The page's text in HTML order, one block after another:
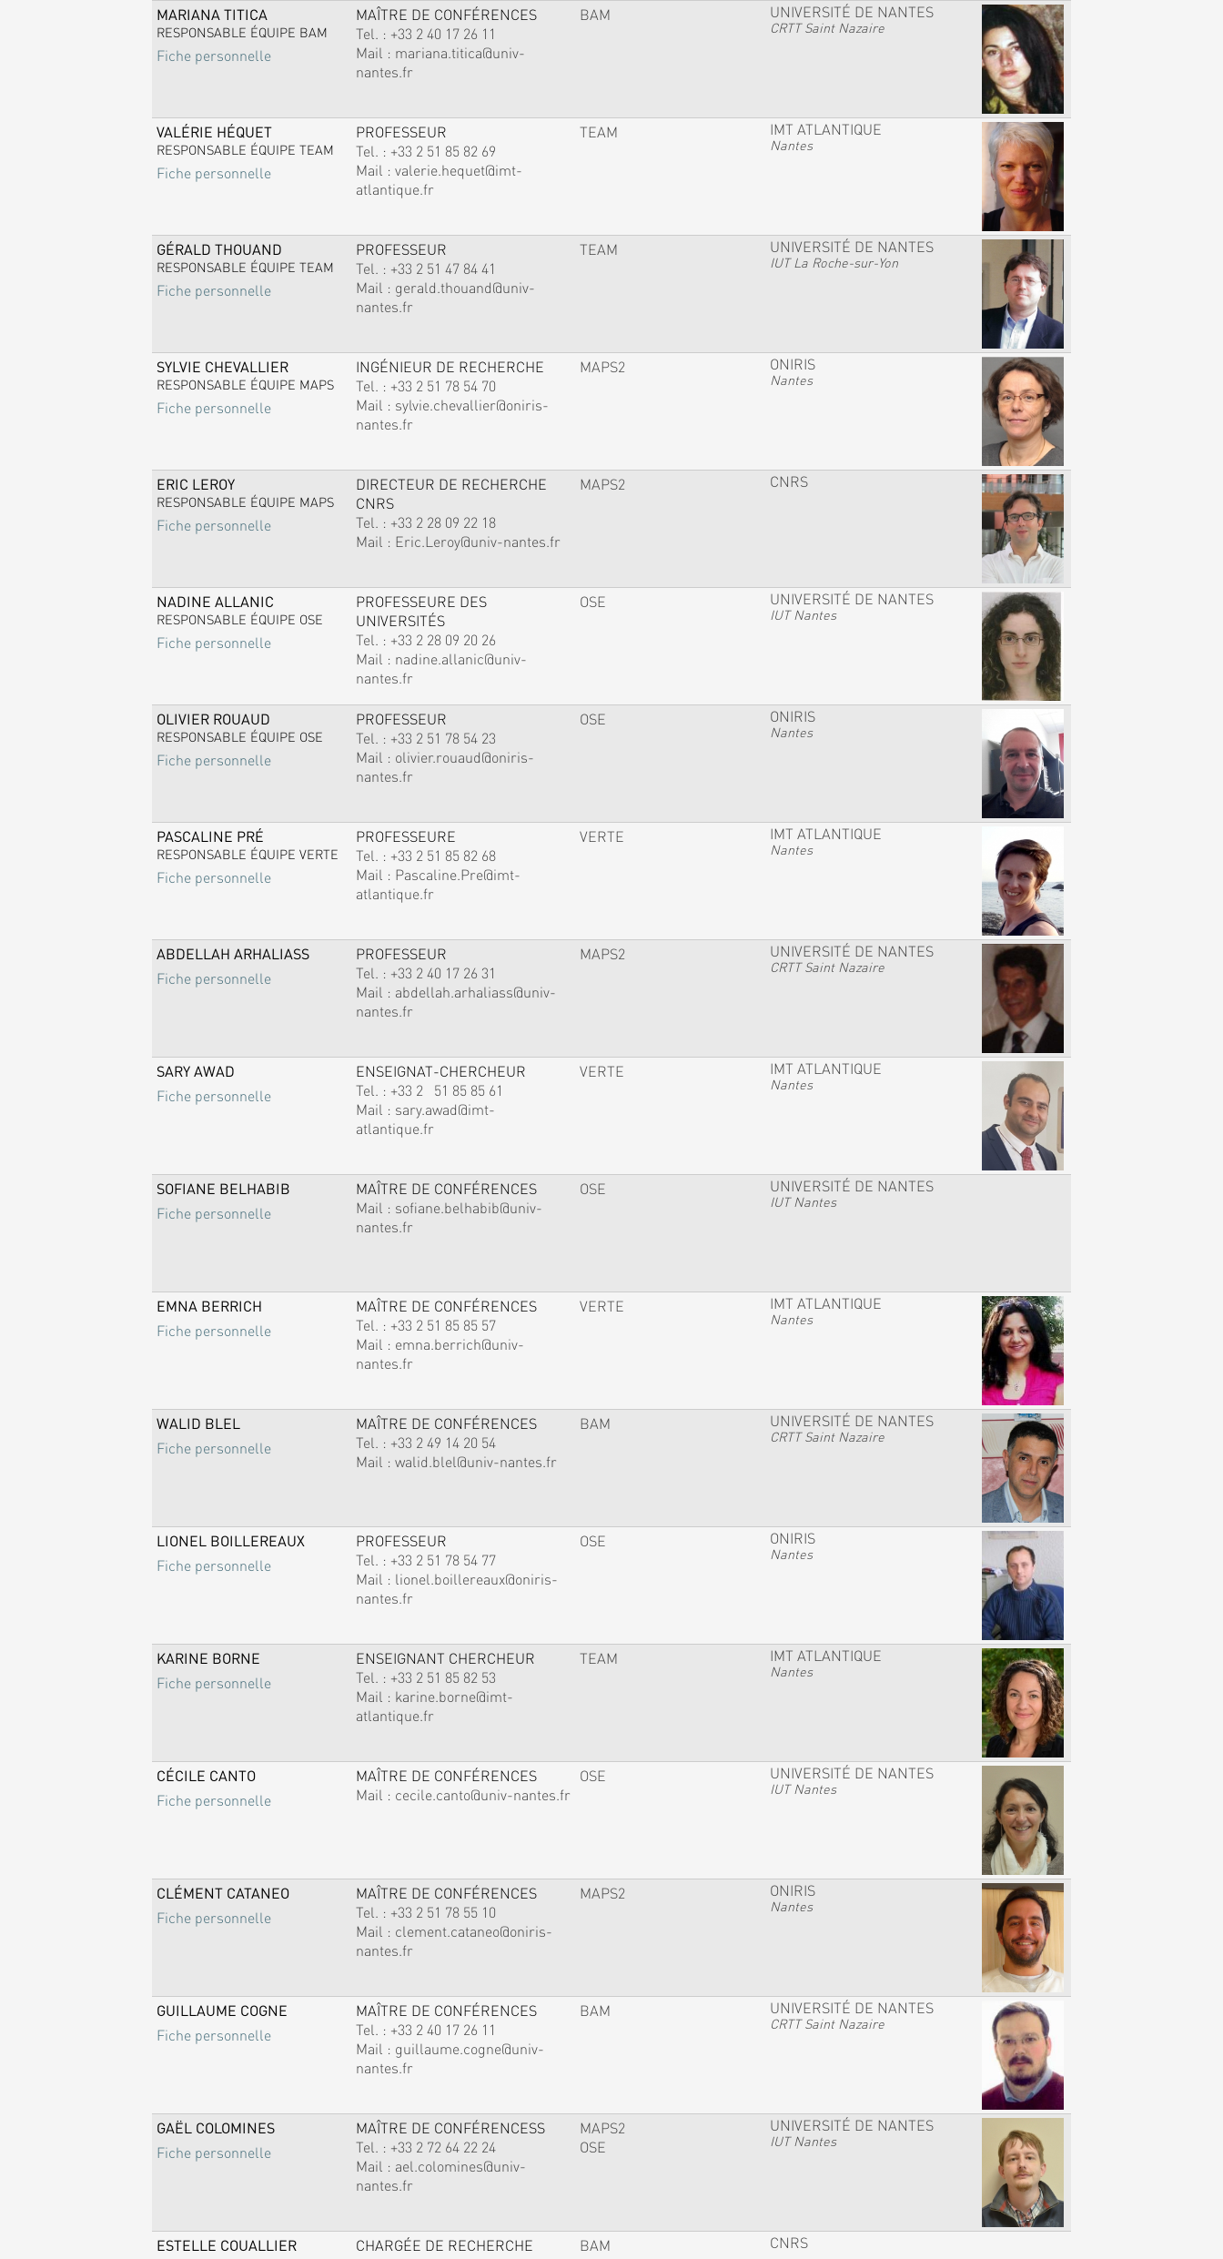
MARIANA TITICA
RESPONSABLE ÉQUIPE BAM
Fiche personnelle
MAÎTRE DE CONFÉRENCES
Tel. : +33 2 40 17 26 11
Mail : mariana.titica@univ-
nantes.fr
BAM UNIVERSITÉ DE NANTES
CRTT Saint Nazaire
VALÉRIE HÉQUET
RESPONSABLE ÉQUIPE TEAM
Fiche personnelle
PROFESSEUR
Tel. : +33 2 51 85 82 69
Mail : valerie.hequet@imt-
atlantique.fr
TEAM IMT ATLANTIQUE
Nantes
GÉRALD THOUAND
RESPONSABLE ÉQUIPE TEAM
Fiche personnelle
PROFESSEUR
Tel. : +33 2 51 47 84 41
Mail : gerald.thouand@univ-
nantes.fr
TEAM UNIVERSITÉ DE NANTES
IUT La Roche-sur-Yon
SYLVIE CHEVALLIER
RESPONSABLE ÉQUIPE MAPS
Fiche personnelle
INGÉNIEUR DE RECHERCHE
Tel. : +33 2 51 78 54 70
Mail : sylvie.chevallier@oniris-
nantes.fr
MAPS2 ONIRIS
Nantes
ERIC LEROY
RESPONSABLE ÉQUIPE MAPS
Fiche personnelle
DIRECTEUR DE RECHERCHE
CNRS
Tel. : +33 2 28 09 22 18
Mail : Eric.Leroy@univ-nantes.fr
MAPS2 CNRS
NADINE ALLANIC
RESPONSABLE ÉQUIPE OSE
Fiche personnelle
PROFESSEURE DES
UNIVERSITÉS
Tel. : +33 2 28 09 20 26
Mail : nadine.allanic@univ-
nantes.fr
OSE UNIVERSITÉ DE NANTES
IUT Nantes
OLIVIER ROUAUD
RESPONSABLE ÉQUIPE OSE
Fiche personnelle
PROFESSEUR
Tel. : +33 2 51 78 54 23
Mail : olivier.rouaud@oniris-
nantes.fr
OSE ONIRIS
Nantes
PASCALINE PRÉ
RESPONSABLE ÉQUIPE VERTE
Fiche personnelle
PROFESSEURE
Tel. : +33 2 51 85 82 68
Mail : Pascaline.Pre@imt-
atlantique.fr
VERTE IMT ATLANTIQUE
Nantes
ABDELLAH ARHALIASS
Fiche personnelle
PROFESSEUR
Tel. : +33 2 40 17 26 31
Mail : abdellah.arhaliass@univ-
nantes.fr
MAPS2 UNIVERSITÉ DE NANTES
CRTT Saint Nazaire
SARY AWAD
Fiche personnelle
ENSEIGNAT-CHERCHEUR
Tel. : +33 2 51 85 85 61
Mail : sary.awad@imt-
atlantique.fr
VERTE IMT ATLANTIQUE
Nantes
SOFIANE BELHABIB
Fiche personnelle
MAÎTRE DE CONFÉRENCES
Mail : sofiane.belhabib@univ-
nantes.fr
OSE UNIVERSITÉ DE NANTES
IUT Nantes
EMNA BERRICH
Fiche personnelle
MAÎTRE DE CONFÉRENCES
Tel. : +33 2 51 85 85 57
Mail : emna.berrich@univ-
nantes.fr
VERTE IMT ATLANTIQUE
Nantes
WALID BLEL
Fiche personnelle
MAÎTRE DE CONFÉRENCES
Tel. : +33 2 49 14 20 54
Mail : walid.blel@univ-nantes.fr
BAM UNIVERSITÉ DE NANTES
CRTT Saint Nazaire
LIONEL BOILLEREAUX
Fiche personnelle
PROFESSEUR
Tel. : +33 2 51 78 54 77
Mail : lionel.boillereaux@oniris-
nantes.fr
OSE ONIRIS
Nantes
KARINE BORNE
Fiche personnelle
ENSEIGNANT CHERCHEUR
Tel. : +33 2 51 85 82 53
Mail : karine.borne@imt-
atlantique.fr
TEAM IMT ATLANTIQUE
Nantes
CÉCILE CANTO
Fiche personnelle
MAÎTRE DE CONFÉRENCES
Mail : cecile.canto@univ-nantes.fr
OSE UNIVERSITÉ DE NANTES
IUT Nantes
CLÉMENT CATANEO
Fiche personnelle
MAÎTRE DE CONFÉRENCES
Tel. : +33 2 51 78 55 10
Mail : clement.cataneo@oniris-
nantes.fr
MAPS2 ONIRIS
Nantes
GUILLAUME COGNE
Fiche personnelle
MAÎTRE DE CONFÉRENCES
Tel. : +33 2 40 17 26 11
Mail : guillaume.cogne@univ-
nantes.fr
BAM UNIVERSITÉ DE NANTES
CRTT Saint Nazaire
GAËL COLOMINES
Fiche personnelle
MAÎTRE DE CONFÉRENCESS
Tel. : +33 2 72 64 22 24
Mail : ael.colomines@univ-
nantes.fr
MAPS2
OSE
UNIVERSITÉ DE NANTES
IUT Nantes
ESTELLE COUALLIER
CHARGÉE DE RECHERCHE
BAM CNRS